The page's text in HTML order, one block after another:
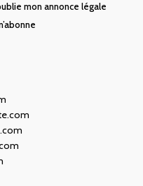
mon annonce légale